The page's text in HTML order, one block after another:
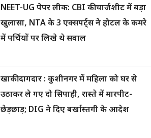
NEET-UG पेपर लीक: CBI की चार्जशीट में बड़ा
खुलासा, NTA के 3 एक्सपर्ट्स ने होटल के कमरे
में पर्चियों पर लिखे थे सवाल
खाकी दागदार : कुशीनगर में महिला को घर से
उठाकर ले गए दो सिपाही, रास्ते में मारपीट-
छेड़छाड़; DIG ने दिए बर्खास्तगी के आदेश